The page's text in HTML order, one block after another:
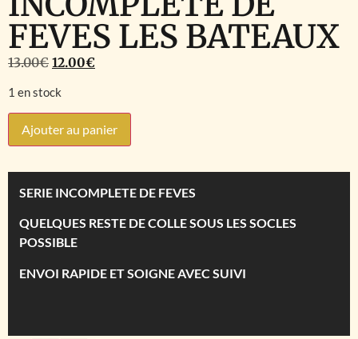
FEVES LES BATEAUX
13.00€ 12.00€
1 en stock
Ajouter au panier
SERIE INCOMPLETE DE FEVES
QUELQUES RESTE DE COLLE SOUS LES SOCLES
POSSIBLE
ENVOI RAPIDE ET SOIGNE AVEC SUIVI